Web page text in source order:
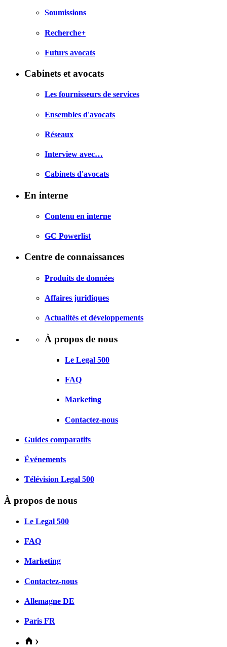
Soumissions
Recherche+
Futurs avocats
Cabinets et avocats
Les fournisseurs de services
Ensembles d'avocats
Réseaux
Interview avec…
Cabinets d'avocats
En interne
Contenu en interne
GC Powerlist
Centre de connaissances
Produits de données
Affaires juridiques
Actualités et développements
À propos de nous
Le Legal 500
FAQ
Marketing
Contactez-nous
Guides comparatifs
Événements
Télévision Legal 500
À propos de nous
Le Legal 500
FAQ
Marketing
Contactez-nous
Allemagne DE
Paris FR